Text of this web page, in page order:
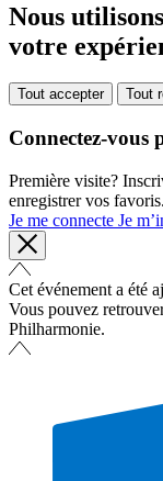
Nous
votre
Tout accepter Tout
Connectez-vous
Première visite?
enregistrer vos favoris.
Je me connecte Je
Cet événement a été
Vous pouvez
Philharmonie.